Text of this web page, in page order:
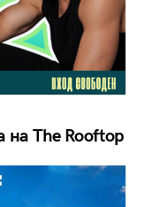
на The Rooftop